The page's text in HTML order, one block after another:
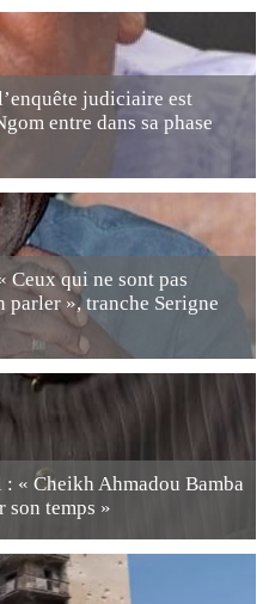
judiciaire est
entre dans sa phase
Ceux qui ne sont pas
parler », tranche Serigne
« Cheikh Ahmadou Bamba
son temps »